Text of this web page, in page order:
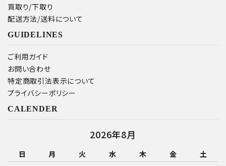
買取り/下取り
配送方法/送料について
GUIDELINES
ご利用ガイド
お問い合わせ
特定商取引法表示について
プライバシーポリシー
CALENDER
2026年8月
日 月 火 水 木 金
土